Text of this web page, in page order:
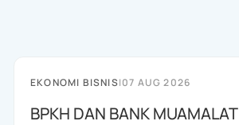
EKONOMI BISNIS|07 AUG 2026
BPKH DAN BANK MUAMALAT